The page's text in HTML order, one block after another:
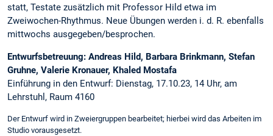
statt, Testate zusätzlich mit Professor Hild etwa im
Zweiwochen-Rhythmus. Neue Übungen werden i. d. R. ebenfalls
mittwochs ausgegeben/besprochen.
Entwurfsbetreuung: Andreas Hild, Barbara Brinkmann, Stefan
Gruhne, Valerie Kronauer, Khaled Mostafa
Einführung in den Entwurf: Dienstag, 17.10.23, 14 Uhr, am
Lehrstuhl, Raum 4160
Der Entwurf wird in Zweiergruppen bearbeitet; hierbei wird das Arbeiten im
Studio vorausgesetzt.